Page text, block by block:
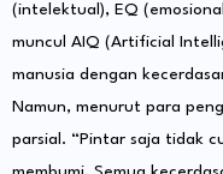
(intelektual), EQ
muncul AIQ (Artificial
manusia dengan
Namun, menurut para
parsial. “Pintar saja tidak